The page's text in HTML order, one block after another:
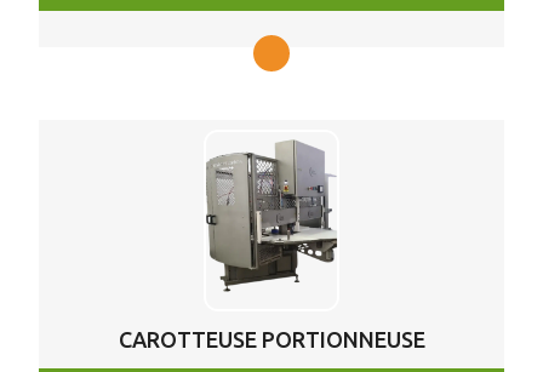
CAROTTEUSE PORTIONNEUSE